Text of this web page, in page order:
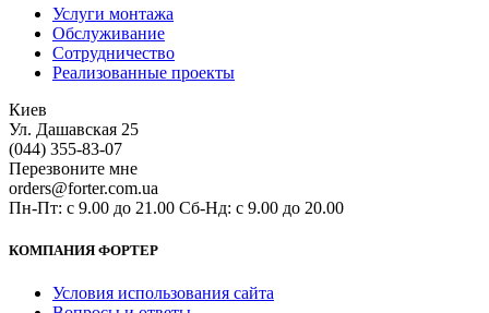
Услуги монтажа
Обслуживание
Сотрудничество
Реализованные проекты
Киев
Ул. Дашавская 25
(044) 355-83-07
Перезвоните мне
orders@forter.com.ua
Пн-Пт: с 9.00 до 21.00 Сб-Нд: с 9.00 до 20.00
КОМПАНИЯ ФОРТЕР
Условия использования сайта